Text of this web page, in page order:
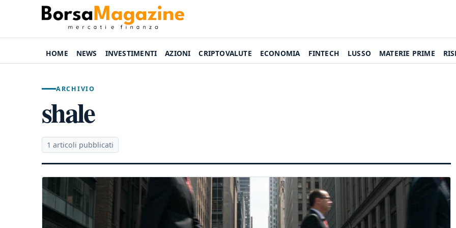
HOME NEWS INVESTIMENTI AZIONI CRIPTOVALUTE ECONOMIA FINTECH LUSSO MATERIE PRIME
ARCHIVIO
shale
1 articoli pubblicati